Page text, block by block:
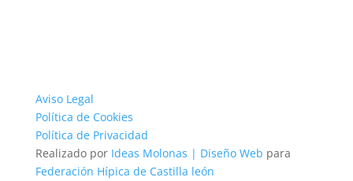
Aviso Legal
Política de Cookies
Política de Privacidad
Realizado por Ideas Molonas | Diseño Web para
Federación Hípica de Castilla león